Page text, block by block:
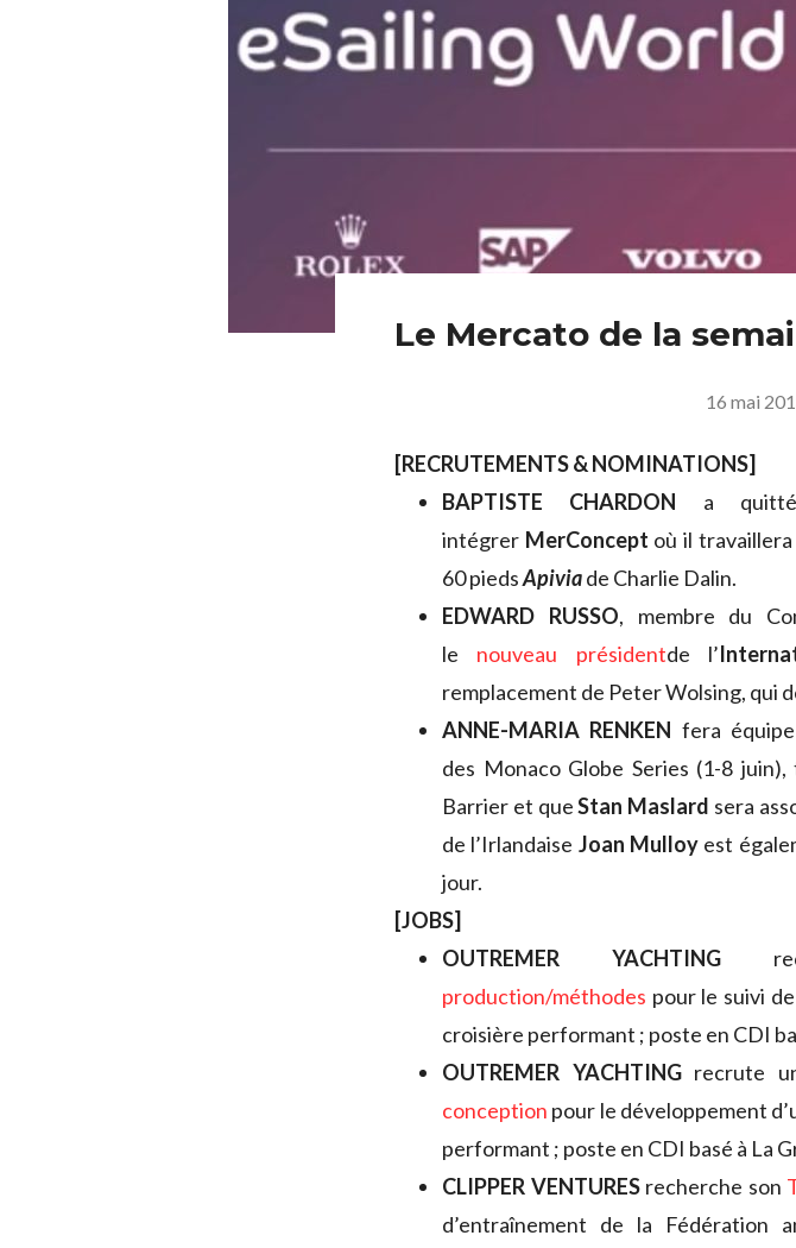
Le Mercato de la
16 mai
[RECRUTEMENTS & NOMINATIONS]
BAPTISTE CHARDON a
intégrer MerConcept où il
60 piedsApiviade Charlie Dalin.
EDWARD RUSSO, membre du
le nouveau présidentde l’
remplacement de Peter Wolsing, qui
ANNE-MARIA RENKEN fera
des Monaco Globe Series (1-8 juin),
Barrier et queStan Maslard sera
de l’Irlandaise Joan Mulloy est
jour.
[JOBS]
OUTREMER YACHTING
production/méthodes pour le suivi
croisière performant ; poste en CDI
OUTREMER YACHTINGrecrute
conception pour le développement
performant ; poste en CDI basé à La
CLIPPER VENTURESrecherche son
d’entraînement de la Fédération